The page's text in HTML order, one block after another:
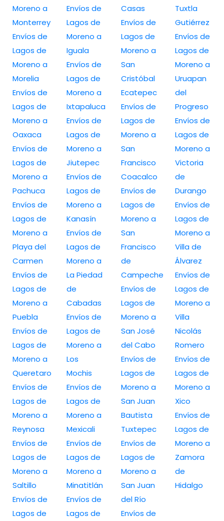
Moreno a
Monterrey
Envíos de
Lagos de
Moreno a
Morelia
Envíos de
Lagos de
Moreno a
Oaxaca
Envíos de
Lagos de
Moreno a
Pachuca
Envíos de
Lagos de
Moreno a
Playa del
Carmen
Envíos de
Lagos de
Moreno a
Puebla
Envíos de
Lagos de
Moreno a
Queretaro
Envíos de
Lagos de
Moreno a
Reynosa
Envíos de
Lagos de
Moreno a
Saltillo
Envíos de
Lagos de
Envíos de
Lagos de
Moreno a
Iguala
Envíos de
Lagos de
Moreno a
Ixtapaluca
Envíos de
Lagos de
Moreno a
Jiutepec
Envíos de
Lagos de
Moreno a
Kanasín
Envíos de
Lagos de
Moreno a
La Piedad
de
Cabadas
Envíos de
Lagos de
Moreno a
Los
Mochis
Envíos de
Lagos de
Moreno a
Mexicali
Envíos de
Lagos de
Moreno a
Minatitlán
Envíos de
Lagos de
Casas
Envíos de
Lagos de
Moreno a
San
Cristóbal
Ecatepec
Envíos de
Lagos de
Moreno a
San
Francisco
Coacalco
Envíos de
Lagos de
Moreno a
San
Francisco
de
Campeche
Envíos de
Lagos de
Moreno a
San José
del Cabo
Envíos de
Lagos de
Moreno a
San Juan
Bautista
Tuxtepec
Envíos de
Lagos de
Moreno a
San Juan
del Río
Envíos de
Tuxtla
Gutiérrez
Envíos de
Lagos de
Moreno a
Uruapan
del
Progreso
Envíos de
Lagos de
Moreno a
Victoria
de
Durango
Envíos de
Lagos de
Moreno a
Villa de
Álvarez
Envíos de
Lagos de
Moreno a
Villa
Nicolás
Romero
Envíos de
Lagos de
Moreno a
Xico
Envíos de
Lagos de
Moreno a
Zamora
de
Hidalgo